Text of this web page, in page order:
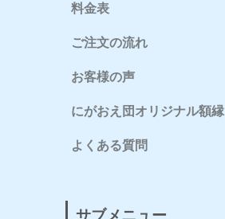
料金表
ご注文の流れ
お客様の声
にがおえ団オリジナル額縁
よくある質問
サブメニュー